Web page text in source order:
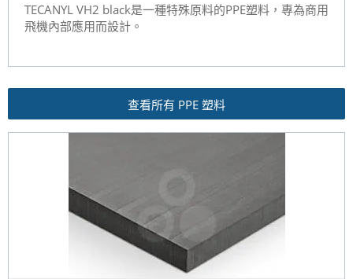
TECANYL VH2 black是一種特殊原料的PPE塑料，專為商用
飛機內部應用而設計。
查看所有 PPE 塑料